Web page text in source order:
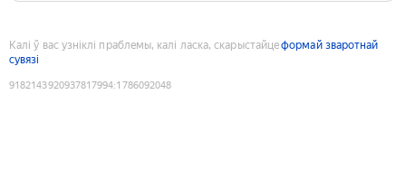
Калі ў вас узніклі праблемы, калі ласка, скарыстайцеформай зваротнай
сувязі
9182143920937817994:1786092048